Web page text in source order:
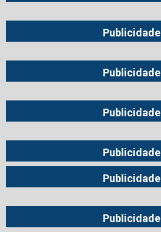
Publicidade
Publicidade
Publicidade
Publicidade
Publicidade
Publicidade